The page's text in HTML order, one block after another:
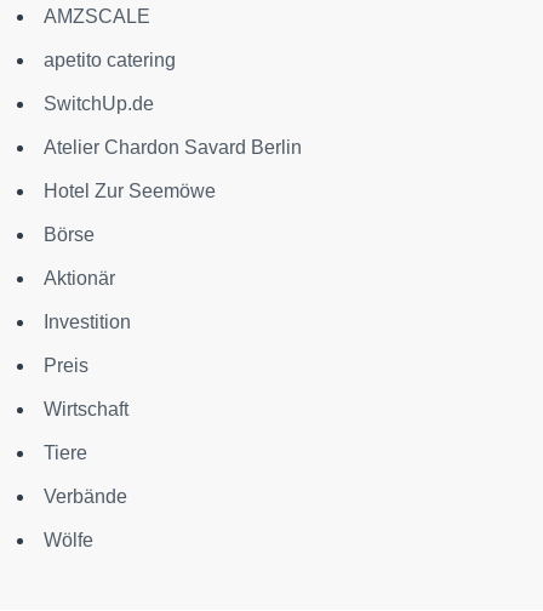
AMZSCALE
apetito catering
SwitchUp.de
Atelier Chardon Savard Berlin
Hotel Zur Seemöwe
Börse
Aktionär
Investition
Preis
Wirtschaft
Tiere
Verbände
Wölfe